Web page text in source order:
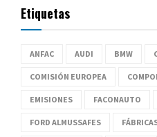
Etiquetas
ANFAC AUDI BMW
COMISIÓN EUROPEA
EMISIONES FACONAUTO
FORD ALMUSSAFES